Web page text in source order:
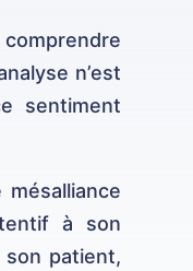
n’est
sentiment
à son
patient,